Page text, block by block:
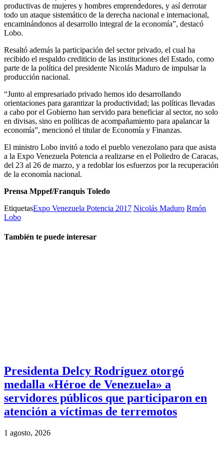
productivas de mujeres y hombres emprendedores, y así derrotar
todo un ataque sistemático de la derecha nacional e internacional,
encaminándonos al desarrollo integral de la economía”, destacó
Lobo.
Resaltó además la participación del sector privado, el cual ha
recibido el respaldo crediticio de las instituciones del Estado, como
parte de la política del presidente Nicolás Maduro de impulsar la
producción nacional.
“Junto al empresariado privado hemos ido desarrollando
orientaciones para garantizar la productividad; las políticas llevadas
a cabo por el Gobierno han servido para beneficiar al sector, no solo
en divisas, sino en políticas de acompañamiento para apalancar la
economía”, mencionó el titular de Economía y Finanzas.
El ministro Lobo invitó a todo el pueblo venezolano para que asista
a la Expo Venezuela Potencia a realizarse en el Poliedro de Caracas,
del 23 al 26 de marzo, y a redoblar los esfuerzos por la recuperación
de la economía nacional.
Prensa Mppef/Franquis Toledo
EtiquetasExpo Venezuela Potencia 2017 Nicolás Maduro Rmón
Lobo
También te puede interesar
Presidenta Delcy Rodríguez otorgó
medalla «Héroe de Venezuela» a
servidores públicos que participaron en
atención a víctimas de terremotos
1 agosto, 2026